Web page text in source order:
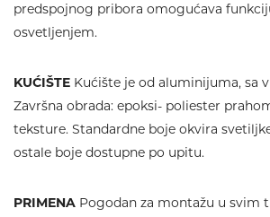
predspojnog pribora omogućava
osvetljenjem.
KUĆIŠTE Kućište je od aluminijuma, sa
Završna obrada: epoksi- poliester
teksture. Standardne boje okvira
ostale boje dostupne po upitu.
PRIMENA Pogodan za montažu u svim